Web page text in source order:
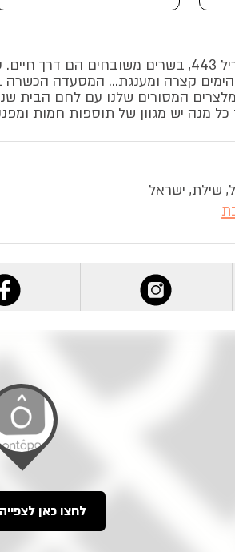
במסעדת גריל 443, בשרים משובחים
קצרה ומענגת… המסעדה הכשרה
מנה יש מגוון של תוספות חמות
שילת, ישראל
לחצו כאן